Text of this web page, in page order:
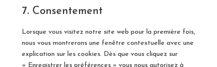
divers
7. Consentement
Lorsque vous visitez notre site web pour la première fois,
nous vous montrerons une fenêtre contextuelle avec une
explication sur les cookies. Dès que vous cliquez sur
« Enregistrer les préférences » vous nous autorisez à